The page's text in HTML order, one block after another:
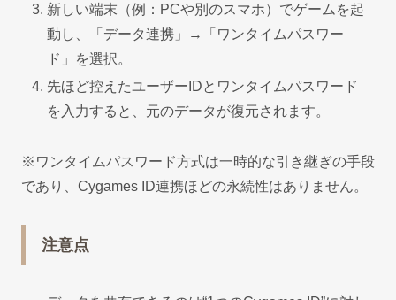
新しい端末（例：PCや別のスマホ）でゲームを起
動し、「データ連携」→「ワンタイムパスワー
ド」を選択。
先ほど控えたユーザーIDとワンタイムパスワード
を入力すると、元のデータが復元されます。
※ワンタイムパスワード方式は一時的な引き継ぎの手段
であり、Cygames ID連携ほどの永続性はありません。
注意点